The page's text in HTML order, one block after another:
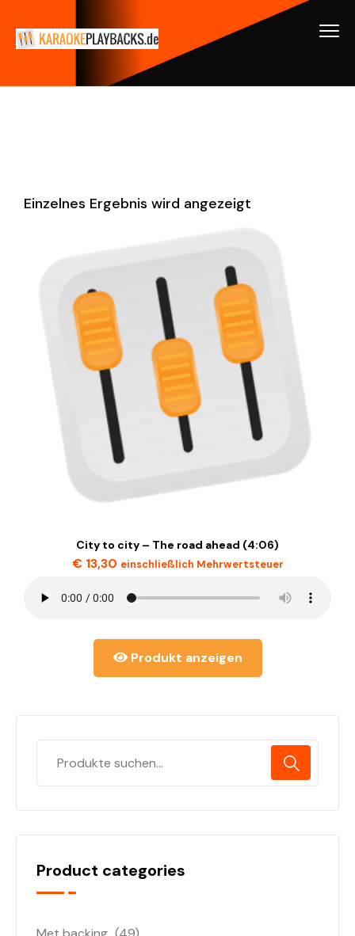
Einzelnes Ergebnis wird angezeigt
City to city – The road ahead (4:06)
€13,30 einschließlich Mehrwertsteuer
Produkt anzeigen
Product categories